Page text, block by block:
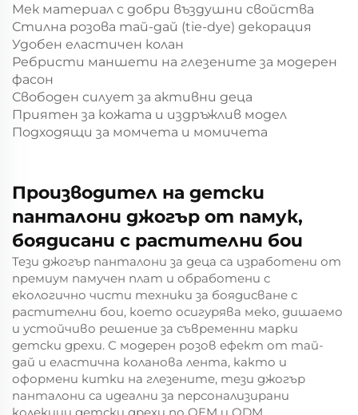
Мек материал с добри въздушни свойства
Стилна розова тай-дай (tie-dye) декорация
Удобен еластичен колан
Ребристи маншети на глезените за модерен
фасон
Свободен силует за активни деца
Приятен за кожата и издръжлив модел
Подходящи за момчета и момичета
Производител на детски
панталони джогър от памук,
боядисани с растителни бои
Тези джогър панталони за деца са изработени от
премиум памучен плат и обработени с
екологично чисти техники за боядисване с
растителни бои, което осигурява меко, дишаемо
и устойчиво решение за съвременни марки
детски дрехи. С модерен розов ефект от тай-
дай и еластична коланова лента, както и
оформени китки на глезените, тези джогър
панталони са идеални за персонализирани